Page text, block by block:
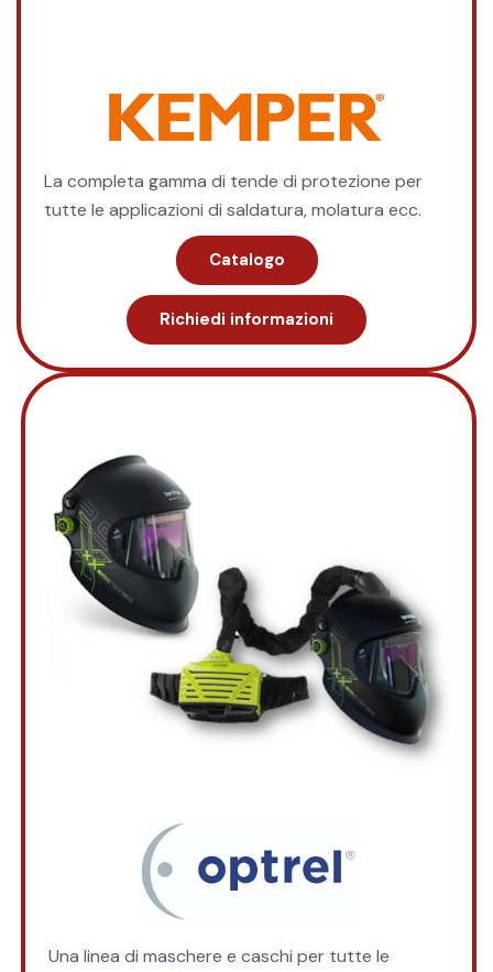
La completa gamma di tende di protezione per
tutte le applicazioni di saldatura, molatura ecc.
Catalogo
Richiedi informazioni
Una linea di maschere e caschi per tutte le